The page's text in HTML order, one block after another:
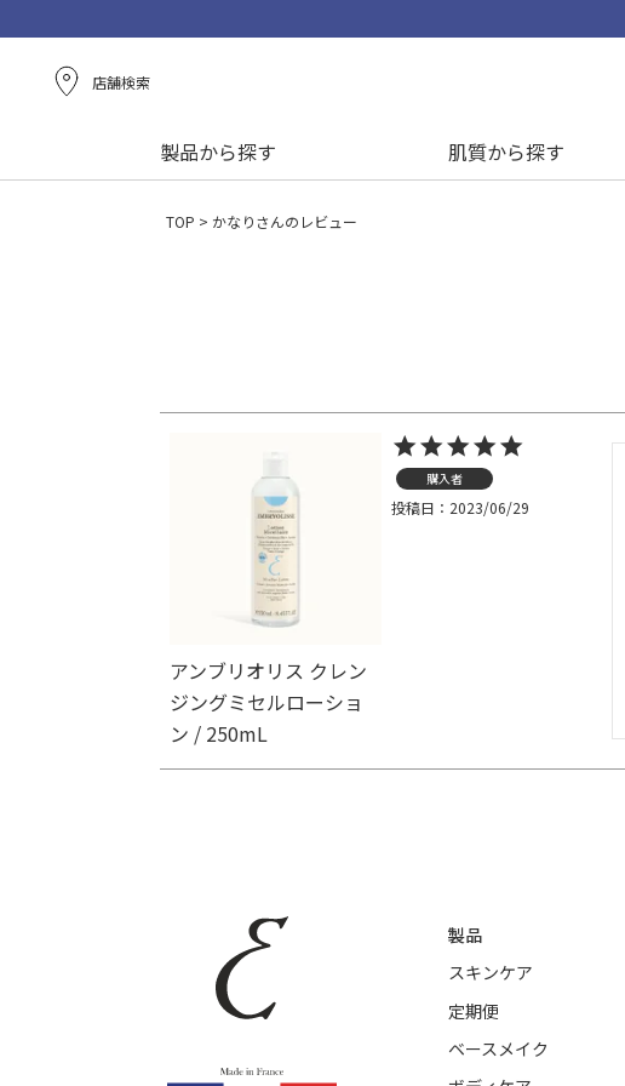
店舗検索
製品から探す 肌質から探す
TOP かなりさんのレビュー
アンブリオリス クレン
ジングミセルローショ
ン / 250mL
購入者
投稿日 2023/06/29
製品
スキンケア
定期便
ベースメイク